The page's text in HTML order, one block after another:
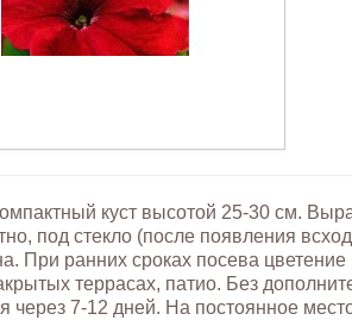
куст высотой 25-30 см.
под стекло (после появления
При ранних сроках посева
террасах, патио. Без
через 7-12 дней. На постоянное